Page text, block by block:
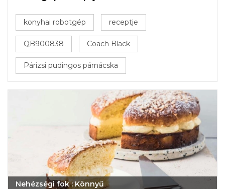
konyhai robotgép receptje
QB900838 Coach Black
Párizsi pudingos párnácska
Nehézségi fok : Könnyű